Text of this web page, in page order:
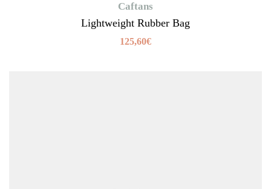
Caftans
Lightweight Rubber Bag
125,60€